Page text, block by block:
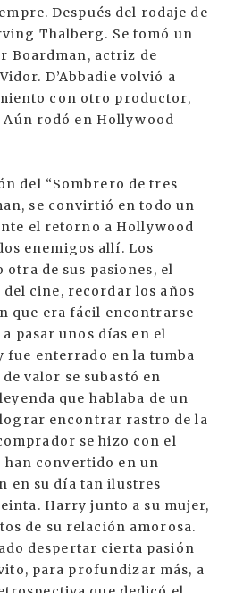
Después del rodaje de
Thalberg. Se tomó un
Boardman, actriz de
D’Abbadie volvió a
con otro productor,
Aún rodó en Hollywood
del “Sombrero de tres
se convirtió en todo un
el retorno a Hollywood
enemigos allí. Los
de sus pasiones, el
cine, recordar los años
que era fácil encontrarse
pasar unos días en el
fue enterrado en la tumba
valor se subastó en
que hablaba de un
encontrar rastro de la
se hizo con el
han convertido en un
en su día tan ilustres
Harry junto a su mujer,
de su relación amorosa.
despertar cierta pasión
para profundizar más, a